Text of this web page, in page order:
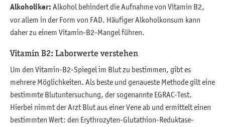
Alkoholiker: Alkohol behindert die Aufnahme von Vitamin B2,
vor allem in der Form von FAD. Häufiger Alkoholkonsum kann
daher zu einem Vitamin-B2-Mangel führen.
Vitamin B2: Laborwerte verstehen
Um den Vitamin-B2-Spiegel im Blut zu bestimmen, gibt es
mehrere Möglichkeiten. Als beste und genaueste Methode gilt eine
bestimmte Blutuntersuchung, der sogenannte EGRAC-Test.
Hierbei nimmt der Arzt Blut aus einer Vene ab und ermittelt einen
bestimmten Wert: den Erythrozyten-Glutathion-Reduktase-